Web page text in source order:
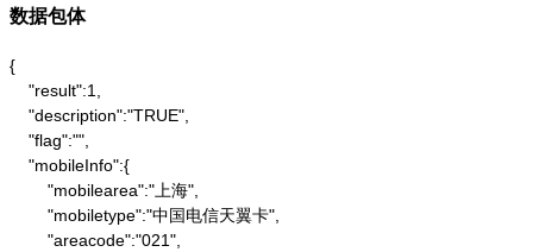
数据包体
{
    "result":1,
    "description":"TRUE",
    "flag":"",
    "mobileInfo":{
        "mobilearea":"上海",
        "mobiletype":"中国电信天翼卡",
        "areacode":"021",